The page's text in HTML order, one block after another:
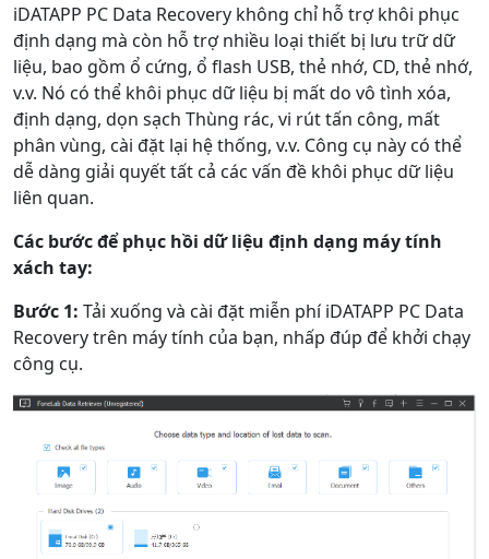
iDATAPP PC Data Recovery không chỉ hỗ trợ khôi phục
định dạng mà còn hỗ trợ nhiều loại thiết bị lưu trữ dữ
liệu, bao gồm ổ cứng, ổ flash USB, thẻ nhớ, CD, thẻ nhớ,
v.v. Nó có thể khôi phục dữ liệu bị mất do vô tình xóa,
định dạng, dọn sạch Thùng rác, vi rút tấn công, mất
phân vùng, cài đặt lại hệ thống, v.v. Công cụ này có thể
dễ dàng giải quyết tất cả các vấn đề khôi phục dữ liệu
liên quan.
Các bước để phục hồi dữ liệu định dạng máy tính
xách tay:
Bước 1: Tải xuống và cài đặt miễn phí iDATAPP PC Data
Recovery trên máy tính của bạn, nhấp đúp để khởi chạy
công cụ.